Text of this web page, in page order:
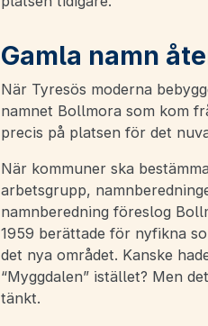
Gamla namn
När Tyresös moderna
namnet Bollmora som kom
precis på platsen för det
När kommuner ska
arbetsgrupp,
namnberedning föreslog
1959 berättade för nyfikna
det nya området. Kanske
“Myggdalen” istället? Men
tänkt.